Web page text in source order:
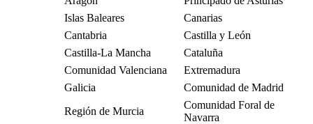
Islas Baleares
Canarias
Cantabria
Castilla y León
Castilla-La Mancha
Cataluña
Comunidad Valenciana
Extremadura
Galicia
Comunidad de Madrid
Región de Murcia
Comunidad Foral de
Navarra